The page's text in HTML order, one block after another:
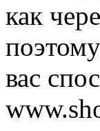
как
вас